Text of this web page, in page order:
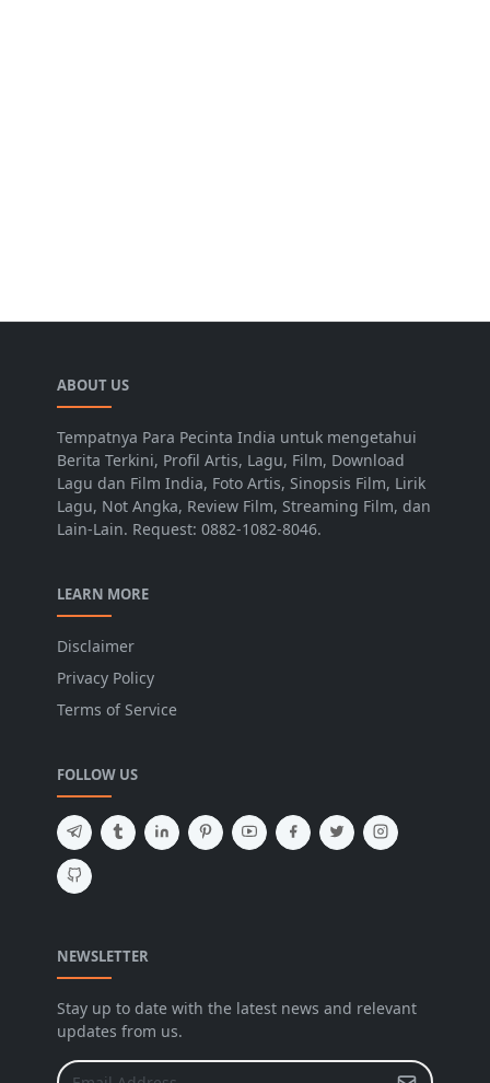
ABOUT US
Tempatnya Para Pecinta India untuk mengetahui
Berita Terkini, Profil Artis, Lagu, Film, Download
Lagu dan Film India, Foto Artis, Sinopsis Film, Lirik
Lagu, Not Angka, Review Film, Streaming Film, dan
Lain-Lain. Request: 0882-1082-8046.
LEARN MORE
Disclaimer
Privacy Policy
Terms of Service
FOLLOW US
NEWSLETTER
Stay up to date with the latest news and relevant
updates from us.